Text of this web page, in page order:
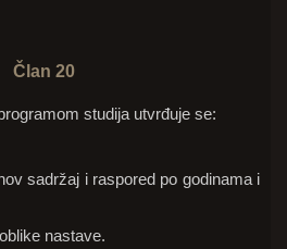
Član 20
studija utvrđuje se:
sadržaj i raspored po godinama i
nastave.